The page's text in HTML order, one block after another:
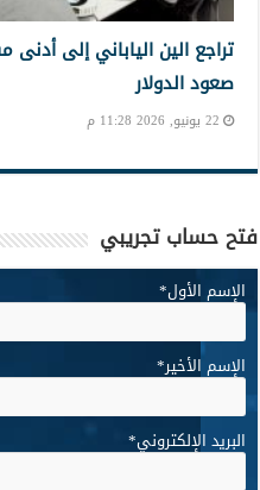
صعود الدولار
22 يونيو, 2026 11:28 م
فتح حساب تجريبي
الإسم الأول*
الإسم الأخير*
البريد الإلكتروني*